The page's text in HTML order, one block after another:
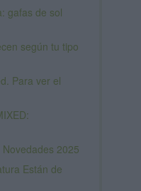
gafas de sol
según tu tipo
Para ver el
2025
Están de